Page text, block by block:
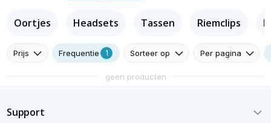
Oortjes Headsets Tassen Riemclips
Prijs Frequentie 1 Sorteer op Per pagina
geen producten
Support